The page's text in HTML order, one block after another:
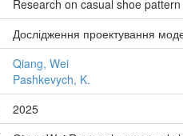
Research on casual shoe
Дослідження проектування
Qiang, Wei
Pashkevych, K.
2025